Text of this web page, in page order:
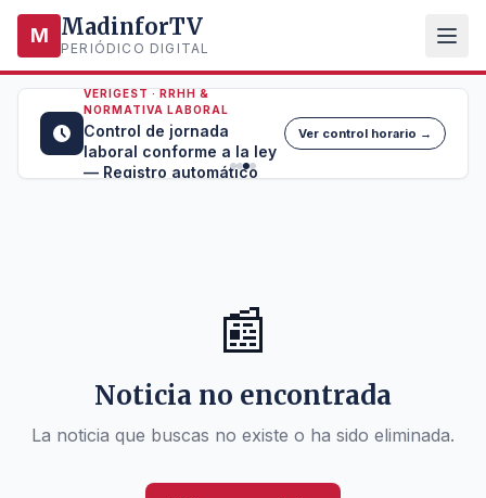
M MadinforTV
PERIÓDICO DIGITAL
VERIGEST · RRHH &
NORMATIVA LABORAL
Control de jornada
laboral conforme a la ley
— Registro automático
Ver control horario →
📰
Noticia no encontrada
La noticia que buscas no existe o ha sido eliminada.